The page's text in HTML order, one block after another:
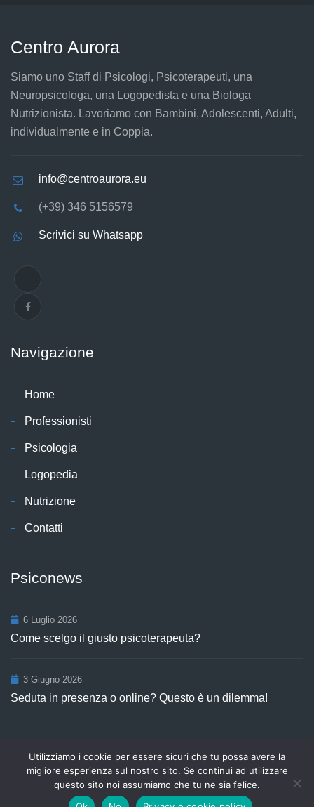
Centro Aurora
Siamo uno Staff di Psicologi, Psicoterapeuti, una
Neuropsicologa, una Logopedista e una Biologa
Nutrizionista. Lavoriamo con Bambini, Adolescenti, Adulti,
individualmente e in Coppia.
info@centroaurora.eu
(+39) 346 5156579
Scrivici su Whatsapp
Navigazione
Home
Professionisti
Psicologia
Logopedia
Nutrizione
Contatti
Psiconews
6 Luglio 2026
Come scelgo il giusto psicoterapeuta?
3 Giugno 2026
Seduta in presenza o online? Questo è un dilemma!
Copyright © 2026Centro AuroraP.Iva 03498921208. Tutti i diritti
riservati | webmastering bySGWEB.
Privacy e Cookie Policy Contatti
Utilizziamo i cookie per essere sicuri che tu possa avere la
migliore esperienza sul nostro sito. Se continui ad utilizzare
questo sito noi assumiamo che tu ne sia felice.